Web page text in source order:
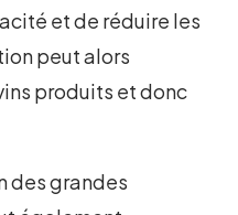
et de réduire les
peut alors
produits et donc
des grandes